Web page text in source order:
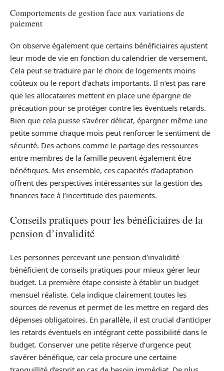
Comportements de gestion face aux variations de
paiement
On observe également que certains bénéficiaires ajustent
leur mode de vie en fonction du calendrier de versement.
Cela peut se traduire par le choix de logements moins
coûteux ou le report d’achats importants. Il n’est pas rare
que les allocataires mettent en place une épargne de
précaution pour se protéger contre les éventuels retards.
Bien que cela puisse s’avérer délicat, épargner même une
petite somme chaque mois peut renforcer le sentiment de
sécurité. Des actions comme le partage des ressources
entre membres de la famille peuvent également être
bénéfiques. Mis ensemble, ces capacités d’adaptation
offrent des perspectives intéressantes sur la gestion des
finances face à l’incertitude des paiements.
Conseils pratiques pour les bénéficiaires de la
pension d’invalidité
Les personnes percevant une pension d’invalidité
bénéficient de conseils pratiques pour mieux gérer leur
budget. La première étape consiste à établir un budget
mensuel réaliste. Cela indique clairement toutes les
sources de revenus et permet de les mettre en regard des
dépenses obligatoires. En parallèle, il est crucial d’anticiper
les retards éventuels en intégrant cette possibilité dans le
budget. Conserver une petite réserve d’urgence peut
s’avérer bénéfique, car cela procure une certaine